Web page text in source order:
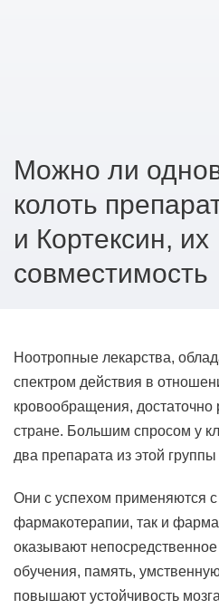
Можно ли
колоть
и Кортексин, их
совместимость
Ноотропные лекарства,
спектром действия в
кровообращения,
стране. Большим спросом у
два препарата из этой
Они с успехом применяются с
фармакотерапии, так и
оказывают
обучения, память,
повышают устойчивость